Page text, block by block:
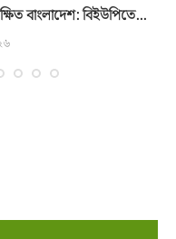
বাংলাদেশ: বিইউপিতে...